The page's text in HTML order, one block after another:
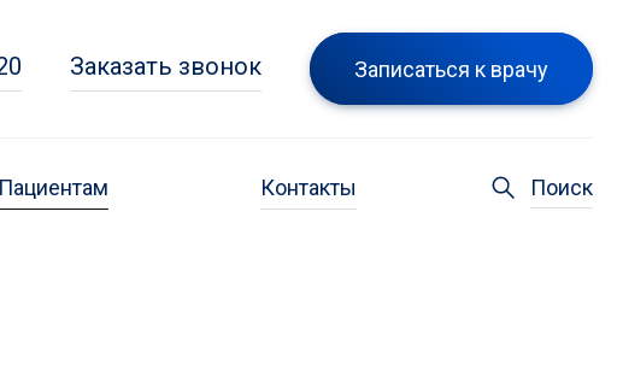
Заказать звонок Записаться к врачу
Пациентам Контакты Поиск